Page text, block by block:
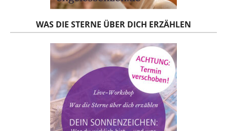
WAS DIE STERNE ÜBER DICH ERZÄHLEN